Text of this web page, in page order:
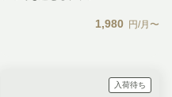
1,980 円/月〜
入荷待ち